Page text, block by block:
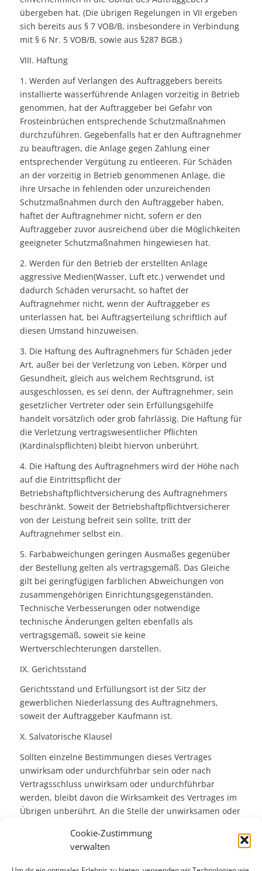
Cookie-Zustimmung
verwalten
übergeben hat. (Die übrigen Regelungen in VII ergeben
sich bereits aus § 7 VOB/B, insbesondere in Verbindung
mit § 6 Nr. 5 VOB/B, sowie aus §287 BGB.)
VIII. Haftung
1. Werden auf Verlangen des Auftraggebers bereits
installierte wasserführende Anlagen vorzeitig in Betrieb
genommen, hat der Auftraggeber bei Gefahr von
Frosteinbrüchen entsprechende Schutzmaßnahmen
durchzuführen. Gegebenfalls hat er den Auftragnehmer
zu beauftragen, die Anlage gegen Zahlung einer
entsprechender Vergütung zu entleeren. Für Schäden
an der vorzeitig in Betrieb genommenen Anlage, die
ihre Ursache in fehlenden oder unzureichenden
Schutzmaßnahmen durch den Auftraggeber haben,
haftet der Auftragnehmer nicht, sofern er den
Auftraggeber zuvor ausreichend über die Möglichkeiten
geeigneter Schutzmaßnahmen hingewiesen hat.
2. Werden für den Betrieb der erstellten Anlage
aggressive Medien(Wasser, Luft etc.) verwendet und
dadurch Schäden verursacht, so haftet der
Auftragnehmer nicht, wenn der Auftraggeber es
unterlassen hat, bei Auftragserteilung schriftlich auf
diesen Umstand hinzuweisen.
3. Die Haftung des Auftragnehmers für Schäden jeder
Art, außer bei der Verletzung von Leben, Körper und
Gesundheit, gleich aus welchem Rechtsgrund, ist
ausgeschlossen, es sei denn, der Auftragnehmer, sein
gesetzlicher Vertreter oder sein Erfüllungsgehilfe
handelt vorsätzlich oder grob fahrlässig. Die Haftung für
die Verletzung vertragswesentlicher Pflichten
(Kardinalspflichten) bleibt hiervon unberührt.
4. Die Haftung des Auftragnehmers wird der Höhe nach
auf die Eintrittspflicht der
Betriebshaftpflichtversicherung des Auftragnehmers
beschränkt. Soweit der Betriebshaftpflichtversicherer
von der Leistung befreit sein sollte, tritt der
Auftragnehmer selbst ein.
5. Farbabweichungen geringen Ausmaßes gegenüber
der Bestellung gelten als vertragsgemäß. Das Gleiche
gilt bei geringfügigen farblichen Abweichungen von
zusammengehörigen Einrichtungsgegenständen.
Technische Verbesserungen oder notwendige
technische Änderungen gelten ebenfalls als
vertragsgemäß, soweit sie keine
Wertverschlechterungen darstellen.
IX. Gerichtsstand
Gerichtsstand und Erfüllungsort ist der Sitz der
gewerblichen Niederlassung des Auftragnehmers,
soweit der Auftraggeber Kaufmann ist.
X. Salvatorische Klausel
Sollten einzelne Bestimmungen dieses Vertrages
unwirksam oder undurchführbar sein oder nach
Vertragsschluss unwirksam oder undurchführbar
werden, bleibt davon die Wirksamkeit des Vertrages im
Übrigen unberührt. An die Stelle der unwirksamen oder
und durchführbare Regelung treten, deren Wirkungen
der wirtschaftlichen Zielsetzung am nächsten kommen,
die die Vertragsparteien mit der unwirksamen bzw.